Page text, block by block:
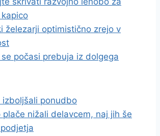
železarji optimistično zrejo v
počasi prebuja iz dolgega
izboljšali ponudbo
plače nižali delavcem, naj jih še